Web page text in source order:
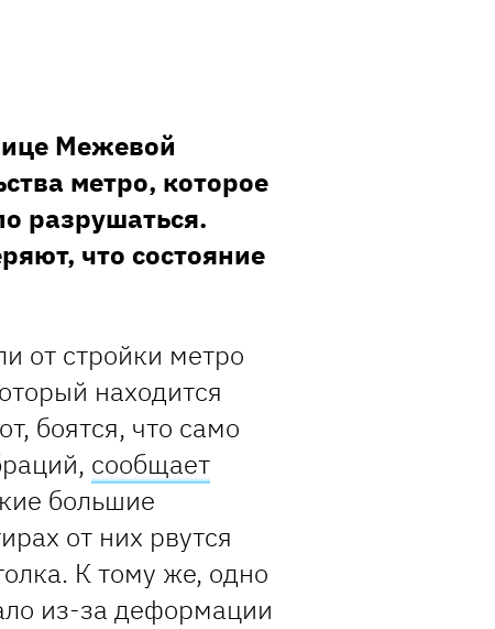
Межевой
метро, которое
разрушаться.
что состояние
от стройки метро
находится
боятся, что само
сообщает
большие
от них рвутся
К тому же, одно
из-за деформации